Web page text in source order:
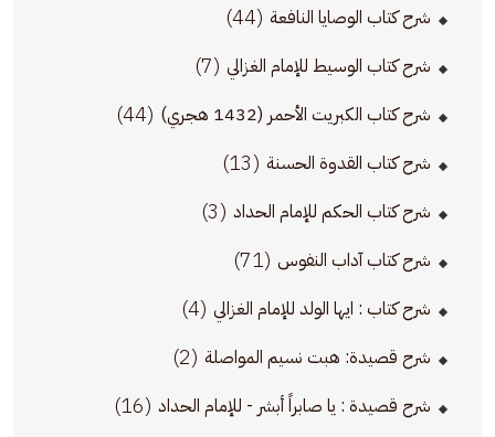
شرح كتاب الوصايا النافعة (44)
شرح كتاب الوسيط للإمام الغزالي (7)
شرح كتاب الكبريت الأحمر (1432 هجري) (44)
شرح كتاب القدوة الحسنة (13)
شرح كتاب الحكم للإمام الحداد (3)
شرح كتاب آداب النفوس (71)
شرح كتاب : ايها الولد للإمام الغزالي (4)
شرح قصيدة: هبت نسيم المواصلة (2)
شرح قصيدة : يا صابراً أبشر - للإمام الحداد (16)